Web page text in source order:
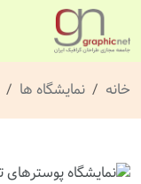
خانه نمایشگاه ها